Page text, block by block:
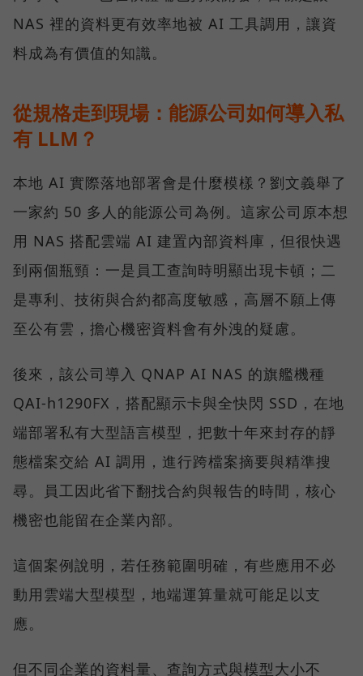
NAS 裡的資料更有效率地被 AI 工具調用，讓資
料成為有價值的知識。
從規格走到現場：能源公司如何導入私
有 LLM？
本地 AI 實際落地部署會是什麼模樣？劉文義舉了
一家約 50 多人的能源公司為例。這家公司原本想
用 NAS 搭配雲端 AI 建置內部資料庫，但很快遇
到兩個瓶頸：一是員工查詢時明顯出現卡頓；二
是專利、技術與合約都高度敏感，高層不願上傳
至公有雲，擔心機密資料會有外洩的疑慮。
後來，該公司導入 QNAP AI NAS 的旗艦機種
QAI-h1290FX，搭配顯示卡與全快閃 SSD，在地
端部署私有大型語言模型，把數十年來封存的靜
態檔案交給 AI 調用，進行跨檔案摘要與精準搜
尋。員工因此省下翻找合約與報告的時間，核心
機密也能留在企業內部。
這個案例說明，若任務範圍明確，有些應用不必
動用雲端大型模型，地端運算量就可能足以支
應。
但不同企業的資料量、查詢方式與模型大小不